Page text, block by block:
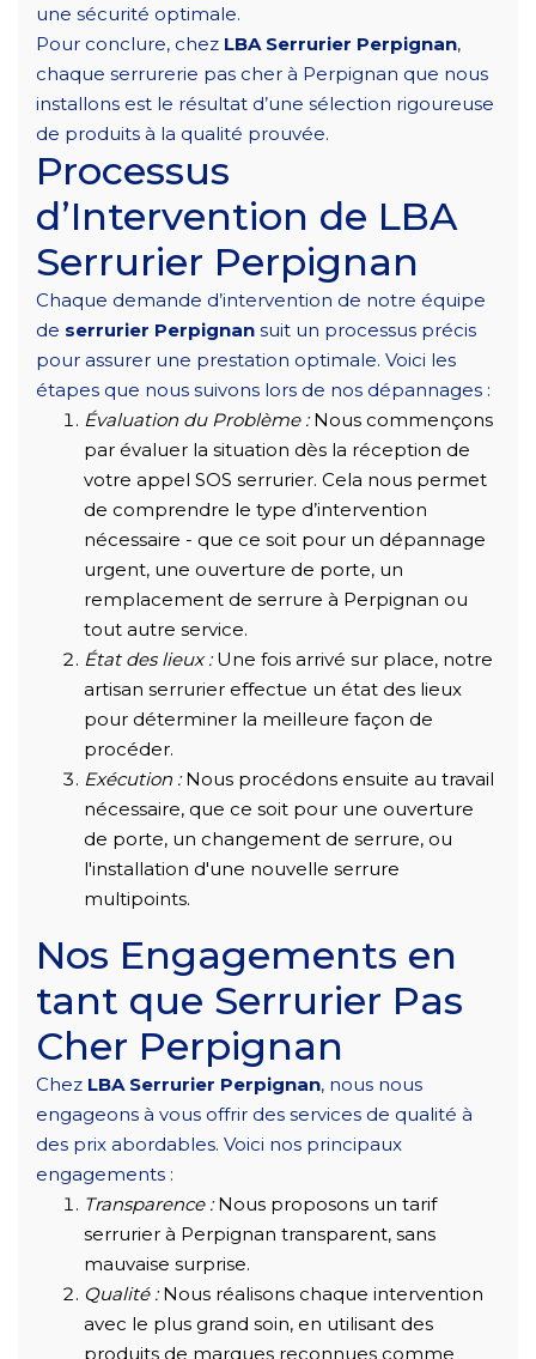
une sécurité optimale.
Pour conclure, chez LBA Serrurier Perpignan,
chaque serrurerie pas cher à Perpignan que nous
installons est le résultat d’une sélection rigoureuse
de produits à la qualité prouvée.
Processus
d’Intervention de LBA
Serrurier Perpignan
Chaque demande d’intervention de notre équipe
de serrurier Perpignan suit un processus précis
pour assurer une prestation optimale. Voici les
étapes que nous suivons lors de nos dépannages :
Évaluation du Problème :Nous commençons
par évaluer la situation dès la réception de
votre appel SOS serrurier. Cela nous permet
de comprendre le type d’intervention
nécessaire - que ce soit pour un dépannage
urgent, une ouverture de porte, un
remplacement de serrure à Perpignan ou
tout autre service.
État des lieux :Une fois arrivé sur place, notre
artisan serrurier effectue un état des lieux
pour déterminer la meilleure façon de
procéder.
Exécution :Nous procédons ensuite au travail
nécessaire, que ce soit pour une ouverture
de porte, un changement de serrure, ou
l'installation d'une nouvelle serrure
multipoints.
Nos Engagements en
tant que Serrurier Pas
Cher Perpignan
Chez LBA Serrurier Perpignan, nous nous
engageons à vous offrir des services de qualité à
des prix abordables. Voici nos principaux
engagements :
Transparence :Nous proposons un tarif
serrurier à Perpignan transparent, sans
mauvaise surprise.
Qualité :Nous réalisons chaque intervention
avec le plus grand soin, en utilisant des
produits de marques reconnues comme